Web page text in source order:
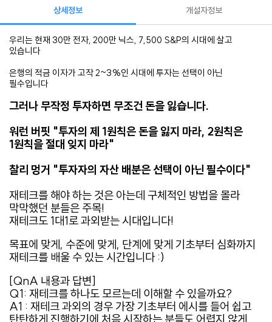
상세정보
우리는 현재 30만 전자, 200만 닉스, 7,500 S&P의 시대에 살고
있습니다
은행의 적금 이자가 고작 2~3%인 시대에 투자는 선택이 아닌
필수입니다
그러나 무작정 투자하면 무조건 돈을 잃습니다.
워런 버핏 "투자의 제 1원칙은 돈을 잃지 마라, 2원칙은
1원칙을 절대 잊지 마라"
찰리 멍거 "투자자의 자산 배분은 선택이 아닌 필수이다"
​재테크를 해야 하는 것은 아는데 구체적인 방법을 몰라
막막했던 분들은 주목!
재테크도 1대1로 과외받는 시대입니다!
목표에 맞게, 수준에 맞게, 단계에 맞게 기초부터 심화까지
재테크를 배울 수 있는 시간입니다 :)
[QnA 내용과 답변]
Q1: 재테크를 하나도 모르는데 이해할 수 있을까요?
A1 : 재테크 과외의 경우 가장 기초부터 에시를 들어 쉽고
개설자정보